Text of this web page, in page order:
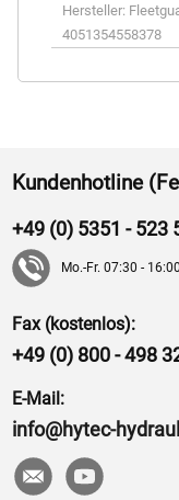
Hersteller:
4051354558378
Kundenhotline
+49 (0) 5351 - 523
Mo.-Fr. 07:30 -
Fax (kostenlos):
+49 (0) 800 - 498
E-Mail:
info@hytec-